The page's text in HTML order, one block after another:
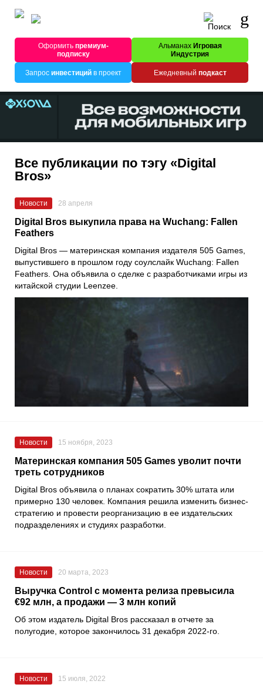
Оформитьпремиум-
подписку
Альманах Игровая
Индустрия
Запрос инвестицийв проект Ежедневный подкаст
Все публикации по тэгу «Digital
Bros»
Новости 28 апреля
Digital Bros выкупила права на Wuchang: Fallen
Feathers
Digital Bros — материнская компания издателя 505 Games,
выпустившего в прошлом году соулслайк Wuchang: Fallen
Feathers. Она объявила о сделке с разработчиками игры из
китайской студии Leenzee.
Новости 15 ноября, 2023
Материнская компания 505 Games уволит почти
треть сотрудников
Digital Bros объявила о планах сократить 30% штата или
примерно 130 человек. Компания решила изменить бизнес-
стратегию и провести реорганизацию в ее издательских
подразделениях и студиях разработки.
Новости 20 марта, 2023
Выручка Control с момента релиза превысила
€92 млн, а продажи — 3 млн копий
Об этом издатель Digital Bros рассказал в отчете за
полугодие, которое закончилось 31 декабря 2022-го.
Новости 15 июля, 2022